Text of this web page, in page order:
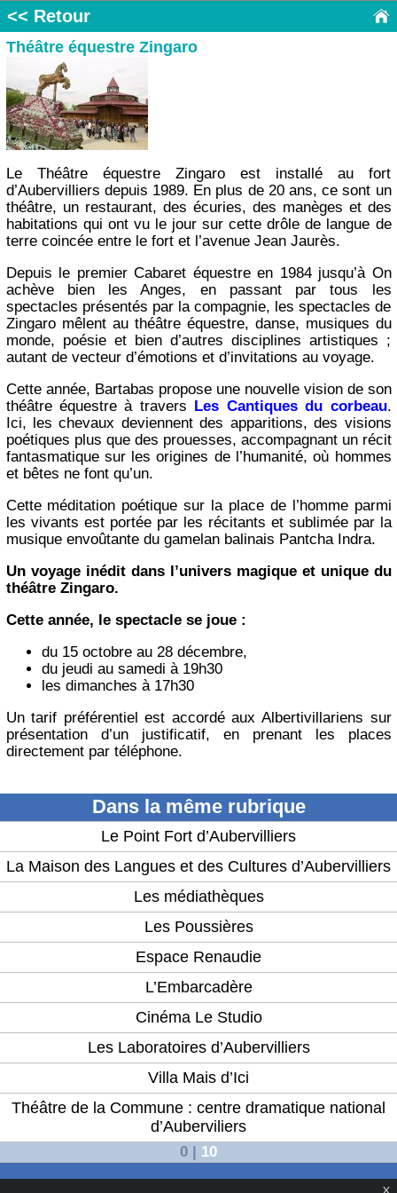
X
<< Retour
Théâtre équestre Zingaro
Le Théâtre équestre Zingaro est installé au fort
d’Aubervilliers depuis 1989. En plus de 20 ans, ce sont un
théâtre, un restaurant, des écuries, des manèges et des
habitations qui ont vu le jour sur cette drôle de langue de
terre coincée entre le fort et l’avenue Jean Jaurès.
Depuis le premier Cabaret équestre en 1984 jusqu’à On
achève bien les Anges, en passant par tous les
spectacles présentés par la compagnie, les spectacles de
Zingaro mêlent au théâtre équestre, danse, musiques du
monde, poésie et bien d’autres disciplines artistiques ;
autant de vecteur d’émotions et d’invitations au voyage.
Cette année, Bartabas propose une nouvelle vision de son
théâtre équestre à travers
Les Cantiques du corbeau.
Ici, les chevaux deviennent des apparitions, des visions
poétiques plus que des prouesses, accompagnant un récit
fantasmatique sur les origines de l’humanité, où hommes
et bêtes ne font qu’un.
Cette méditation poétique sur la place de l’homme parmi
les vivants est portée par les récitants et sublimée par la
musique envoûtante du gamelan balinais Pantcha Indra.
Un voyage inédit dans l’univers magique et unique du
théâtre Zingaro.
Cette année, le spectacle se joue :
du 15 octobre au 28 décembre,
du jeudi au samedi à 19h30
les dimanches à 17h30
Un tarif préférentiel est accordé aux Albertivillariens sur
présentation d’un justificatif, en prenant les places
directement par téléphone.
Dans la même rubrique
Le Point Fort d’Aubervilliers
La Maison des Langues et des Cultures d’Aubervilliers
Les médiathèques
Les Poussières
Espace Renaudie
L’Embarcadère
Cinéma Le Studio
Les Laboratoires d’Aubervilliers
Villa Mais d’Ici
Théâtre de la Commune : centre dramatique national
d’Auberviliers
0 | 10